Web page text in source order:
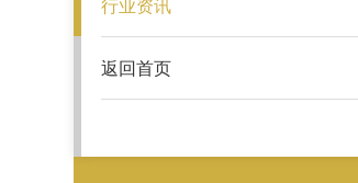
行业资讯
返回首页